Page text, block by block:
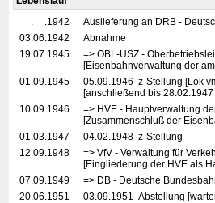
__.__.1942
Auslieferung an DRB -
03.06.1942
Abnahme
19.07.1945
=> OBL-USZ -
[Eisenbahnverwaltung der
01.09.1945 - 05.09.1946 z-Stellung [Lok
[anschließend bis
10.09.1946
=> HVE - Hauptverwaltung
[Zusammenschluß der
01.03.1947 - 04.02.1948 z-Stellung
12.09.1948
=> VfV - Verwaltung für
[Eingliederung der HVE als
07.09.1949
=> DB - Deutsche
20.06.1951 - 03.09.1951 Abstellung